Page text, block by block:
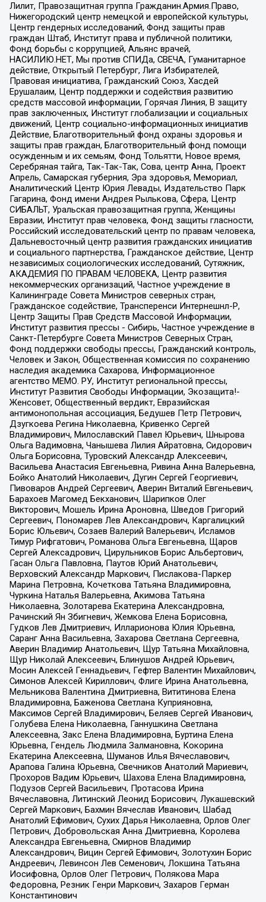
Лилит, Правозащитная группа Гражданин.Армия.Право,
Нижегородский центр немецкой и европейской культуры,
Центр гендерных исследований, Фонд защиты прав
граждан Штаб, Институт права и публичной политики,
Фонд борьбы с коррупцией, Альянс врачей,
НАСИЛИЮ.НЕТ, Мы против СПИДа, СВЕЧА, Гуманитарное
действие, Открытый Петербург, Лига Избирателей,
Правовая инициатива, Гражданский Союз, Хасдей
Ерушалаим, Центр поддержки и содействия развитию
средств массовой информации, Горячая Линия, В защиту
прав заключенных, Институт глобализации и социальных
движений, Центр социально-информационных инициатив
Действие, Благотворительный фонд охраны здоровья и
защиты прав граждан, Благотворительный фонд помощи
осужденным и их семьям, Фонд Тольятти, Новое время,
Серебряная тайга, Так-Так-Так, Сова, центр Анна, Проект
Апрель, Самарская губерния, Эра здоровья, Мемориал,
Аналитический Центр Юрия Левады, Издательство Парк
Гагарина, Фонд имени Андрея Рылькова, Сфера, Центр
СИБАЛЬТ, Уральская правозащитная группа, Женщины
Евразии, Институт прав человека, Фонд защиты гласности,
Российский исследовательский центр по правам человека,
Дальневосточный центр развития гражданских инициатив
и социального партнерства, Гражданское действие, Центр
независимых социологических исследований, Сутяжник,
АКАДЕМИЯ ПО ПРАВАМ ЧЕЛОВЕКА, Центр развития
некоммерческих организаций, Частное учреждение в
Калининграде Совета Министров северных стран,
Гражданское содействие, Трансперенси Интернешнл-Р,
Центр Защиты Прав Средств Массовой Информации,
Институт развития прессы - Сибирь, Частное учреждение в
Санкт-Петербурге Совета Министров Северных Стран,
Фонд поддержки свободы прессы, Гражданский контроль,
Человек и Закон, Общественная комиссия по сохранению
наследия академика Сахарова, Информационное
агентство МЕМО. РУ, Институт региональной прессы,
Институт Развития Свободы Информации, Экозащита!-
Женсовет, Общественный вердикт, Евразийская
антимонопольная ассоциация, Бедушев Петр Петрович,
Дзугкоева Регина Николаевна, Кривенко Сергей
Владимирович, Милославский Павел Юрьевич, Шнырова
Ольга Вадимовна, Чанышева Лилия Айратовна, Сидорович
Ольга Борисовна, Туровский Александр Алексеевич,
Васильева Анастасия Евгеньевна, Ривина Анна Валерьевна,
Бойко Анатолий Николаевич, Дугин Сергей Георгиевич,
Пивоваров Андрей Сергеевич, Аверин Виталий Евгеньевич,
Барахоев Магомед Бекханович, Шарипков Олег
Викторович, Мошель Ирина Ароновна, Шведов Григорий
Сергеевич, Пономарев Лев Александрович, Каргалицкий
Борис Юльевич, Созаев Валерий Валерьевич, Исламов
Тимур Рифгатович, Романова Ольга Евгеньевна, Щаров
Сергей Алексадрович, Цирульников Борис Альбертович,
Гасан Ольга Павловна, Паутов Юрий Анатольевич,
Верховский Александр Маркович, Пислакова-Паркер
Марина Петровна, Кочеткова Татьяна Владимировна,
Чуркина Наталья Валерьевна, Акимова Татьяна
Николаевна, Золотарева Екатерина Александровна,
Рачинский Ян Збигневич, Жемкова Елена Борисовна,
Гудков Лев Дмитриевич, Илларионова Юлия Юрьевна,
Саранг Анна Васильевна, Захарова Светлана Сергеевна,
Аверин Владимир Анатольевич, Щур Татьяна Михайловна,
Щур Николай Алексеевич, Блинушов Андрей Юрьевич,
Мосин Алексей Геннадьевич, Гефтер Валентин Михайлович,
Симонов Алексей Кириллович, Флиге Ирина Анатольевна,
Мельникова Валентина Дмитриевна, Вититинова Елена
Владимировна, Баженова Светлана Куприяновна,
Максимов Сергей Владимирович, Беляев Сергей Иванович,
Голубева Елена Николаевна, Ганнушкина Светлана
Алексеевна, Закс Елена Владимировна, Буртина Елена
Юрьевна, Гендель Людмила Залмановна, Кокорина
Екатерина Алексеевна, Шуманов Илья Вячеславович,
Арапова Галина Юрьевна, Свечников Анатолий Мариевич,
Прохоров Вадим Юрьевич, Шахова Елена Владимировна,
Подузов Сергей Васильевич, Протасова Ирина
Вячеславовна, Литинский Леонид Борисович, Лукашевский
Сергей Маркович, Бахмин Вячеслав Иванович, Шабад
Анатолий Ефимович, Сухих Дарья Николаевна, Орлов Олег
Петрович, Добровольская Анна Дмитриевна, Королева
Александра Евгеньевна, Смирнов Владимир
Александрович, Вицин Сергей Ефимович, Золотухин Борис
Андреевич, Левинсон Лев Семенович, Локшина Татьяна
Иосифовна, Орлов Олег Петрович, Полякова Мара
Федоровна, Резник Генри Маркович, Захаров Герман
Константинович